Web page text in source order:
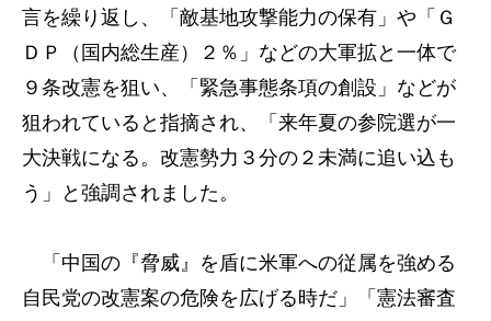
言を繰り返し、「敵基地攻撃能力の保有」や「Ｇ
ＤＰ（国内総生産）２％」などの大軍拡と一体で
９条改憲を狙い、「緊急事態条項の創設」などが
狙われていると指摘され、「来年夏の参院選が一
大決戦になる。改憲勢力３分の２未満に追い込も
う」と強調されました。
「中国の『脅威』を盾に米軍への従属を強める
自民党の改憲案の危険を広げる時だ」「憲法審査